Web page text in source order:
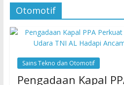
Otomotif
Sains Tekno dan Otomotif
Pengadaan Kapal